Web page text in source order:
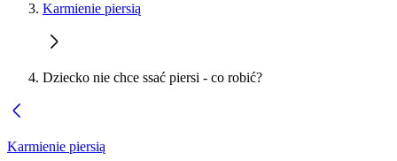
Karmienie piersią
Dziecko nie chce ssać piersi - co robić?
Karmienie piersią